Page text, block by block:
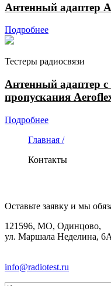
Антенный адаптер
Подробнее
Тестеры радиосвязи
Антенный адаптер
пропускания
Подробнее
Главная /
Контакты
Оставьте заявку и мы
121596, МО, Одинцово,
ул. Маршала Неделина, 6А
info@radiotest.ru